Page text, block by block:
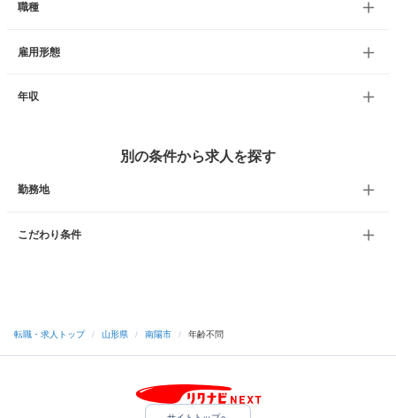
職種
雇用形態
年収
別の条件から求人を探す
勤務地
こだわり条件
転職・求人トップ / 山形県 / 南陽市 / 年齢不問